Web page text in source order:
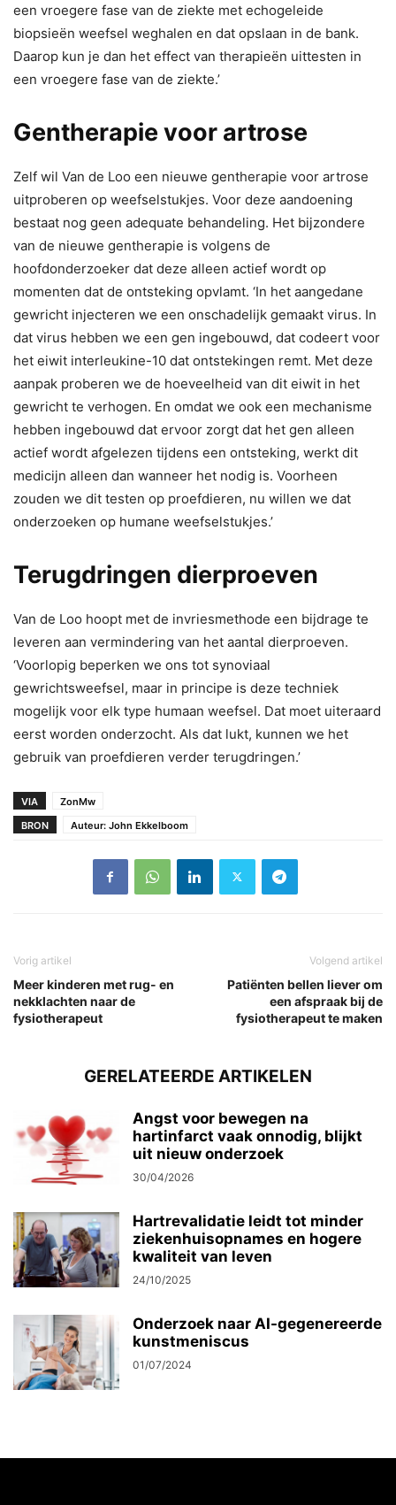
een vroegere fase van de ziekte met echogeleide
biopsieën weefsel weghalen en dat opslaan in de bank.
Daarop kun je dan het effect van therapieën uittesten in
een vroegere fase van de ziekte.’
Gentherapie voor artrose
Zelf wil Van de Loo een nieuwe gentherapie voor artrose
uitproberen op weefselstukjes. Voor deze aandoening
bestaat nog geen adequate behandeling. Het bijzondere
van de nieuwe gentherapie is volgens de
hoofdonderzoeker dat deze alleen actief wordt op
momenten dat de ontsteking opvlamt. ‘In het aangedane
gewricht injecteren we een onschadelijk gemaakt virus. In
dat virus hebben we een gen ingebouwd, dat codeert voor
het eiwit interleukine-10 dat ontstekingen remt. Met deze
aanpak proberen we de hoeveelheid van dit eiwit in het
gewricht te verhogen. En omdat we ook een mechanisme
hebben ingebouwd dat ervoor zorgt dat het gen alleen
actief wordt afgelezen tijdens een ontsteking, werkt dit
medicijn alleen dan wanneer het nodig is. Voorheen
zouden we dit testen op proefdieren, nu willen we dat
onderzoeken op humane weefselstukjes.’
Terugdringen dierproeven
Van de Loo hoopt met de invriesmethode een bijdrage te
leveren aan vermindering van het aantal dierproeven.
‘Voorlopig beperken we ons tot synoviaal
gewrichtsweefsel, maar in principe is deze techniek
mogelijk voor elk type humaan weefsel. Dat moet uiteraard
eerst worden onderzocht. Als dat lukt, kunnen we het
gebruik van proefdieren verder terugdringen.’
VIA
ZonMw
BRON
Auteur: John Ekkelboom
Vorig artikel
Meer kinderen met rug- en
nekklachten naar de
fysiotherapeut
Volgend artikel
Patiënten bellen liever om
een afspraak bij de
fysiotherapeut te maken
GERELATEERDE ARTIKELEN
Angst voor bewegen na
hartinfarct vaak onnodig, blijkt
uit nieuw onderzoek
30/04/2026
Hartrevalidatie leidt tot minder
ziekenhuisopnames en hogere
kwaliteit van leven
24/10/2025
Onderzoek naar AI-gegenereerde
kunstmeniscus
01/07/2024